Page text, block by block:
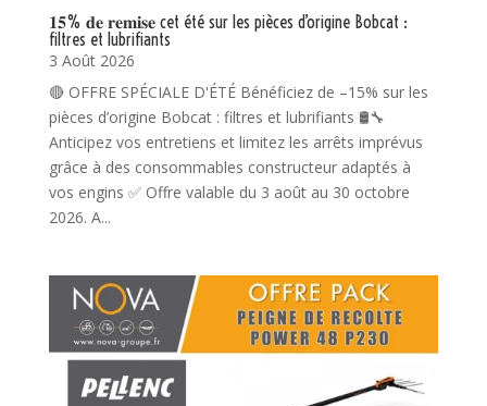
𝟏𝟓% 𝐝𝐞 𝐫𝐞𝐦𝐢𝐬𝐞 cet été sur les pièces d’origine Bobcat :
filtres et lubrifiants
3 Août 2026
🔴 OFFRE SPÉCIALE D'ÉTÉ Bénéficiez de –15% sur les
pièces d’origine Bobcat : filtres et lubrifiants 🛢️🔧
Anticipez vos entretiens et limitez les arrêts imprévus
grâce à des consommables constructeur adaptés à
vos engins ✅ Offre valable du 3 août au 30 octobre
2026. A...